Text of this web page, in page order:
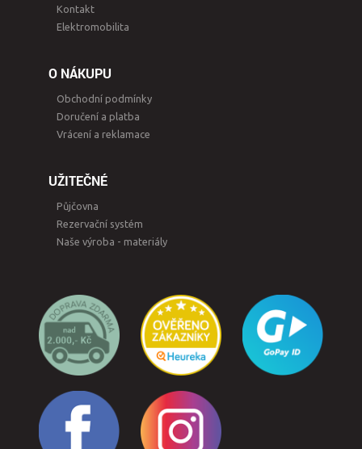
Kontakt
Elektromobilita
O NÁKUPU
Obchodní podmínky
Doručení a platba
Vrácení a reklamace
UŽITEČNÉ
Půjčovna
Rezervační systém
Naše výroba - materiály